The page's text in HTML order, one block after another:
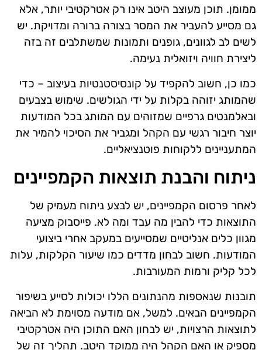
ממומן. תוכן מעוצב היטב אינו רק אטרקטיבי יותר, אלא
גם מסייע להעביר את המסר בצורה ברורה ומדויקת. יש
לשים לב לגוונים, גופנים ותמונות שמשתלבים זה בזה
ליצירת חוויה ויזואלית נעימה.
כמו כן, חשוב להקפיד על קונסיסטנטיות בעיצוב – כדי
שהמותג יזוהה בקלות על ידי הגולשים. שימוש בצבעים
ובאלמנטים גרפיים שמזוהים עם המותג בכל המודעות
יוצר חיבור רגשי עם הקהל ומגביר את הסיכוי להמיר את
המתעניינים ללקוחות פוטנציאליים.
ניתוח והבנת תוצאות הקמפיינים
לאחר פרסום הקמפיינים, יש לבצע ניתוח מעמיק של
התוצאות כדי להבין מה עבד ומה לא. פייסבוק מציעה
מגוון כלים אנליטיים שמסייעים במעקב אחרי ביצועי
המודעות. חשוב לבחון מדדים כמו שיעור הקלקות, עלות
לכל קליק ורמות המעורבות.
תובנות שנאספות מהנתונים הללו יכולות לסייע בשיפור
הקמפיינים הבאים. למשל, אם מודעה מסוימת לא הביאה
לתוצאות הרצויות, יש לבחון האם התוכן היה אטרקטיבי
מספיק או האם הקהל היה ממוקד היטב. תהליך זה של